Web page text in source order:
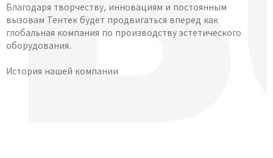
Благодаря творчеству, инновациям и постоянным
вызовам Тентек будет продвигаться вперед как
глобальная компания по производству эстетического
оборудования.
История нашей компании